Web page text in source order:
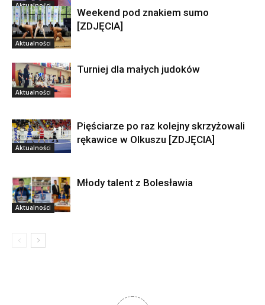
Aktualności
Aktualności
Weekend pod znakiem sumo
[ZDJĘCIA]
Aktualności
Turniej dla małych judoków
Aktualności
Pięściarze po raz kolejny skrzyżowali
rękawice w Olkuszu [ZDJĘCIA]
Aktualności
Młody talent z Bolesławia